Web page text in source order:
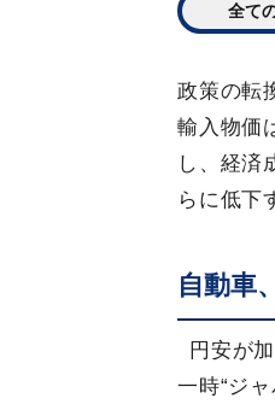
全て
政策の転
輸入物価
し、経済
らに低下
自動車
円安が
一時“ジ